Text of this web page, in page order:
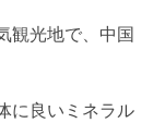
観光地で、中国
に良いミネラル